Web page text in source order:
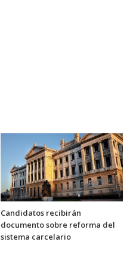
Candidatos recibirán
documento sobre reforma del
sistema carcelario